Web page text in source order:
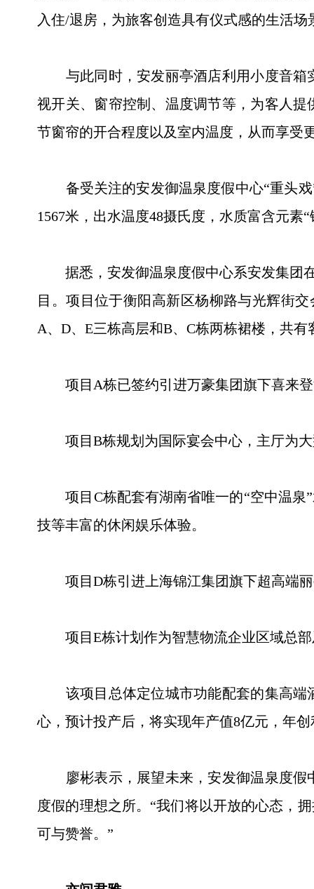
入住/退房，为旅客创造具有仪式感的生活
与此同时，安发丽亭酒店利用小度音箱
视开关、窗帘控制、温度调节等，为客人
节窗帘的开合程度以及室内温度，从而享受
备受关注的安发御温泉度假中心“重头戏
1567米，出水温度48摄氏度，水质富含元
据悉，安发御温泉度假中心系安发集团在
目。项目位于衡阳高新区杨柳路与光辉街
A、D、E三栋高层和B、C栋两栋裙楼，共
项目A栋已签约引进万豪集团旗下喜来登
项目B栋规划为国际宴会中心，主厅为大
项目C栋配套有湖南省唯一的“空中温泉”
技等丰富的休闲娱乐体验。
项目D栋引进上海锦江集团旗下超高端丽
项目E栋计划作为智慧物流企业区域总部
该项目总体定位城市功能配套的集高端
心，预计投产后，将实现年产值8亿元，年
廖彬表示，展望未来，安发御温泉度假
度假的理想之所。“我们将以开放的心态，
可与赞誉。”